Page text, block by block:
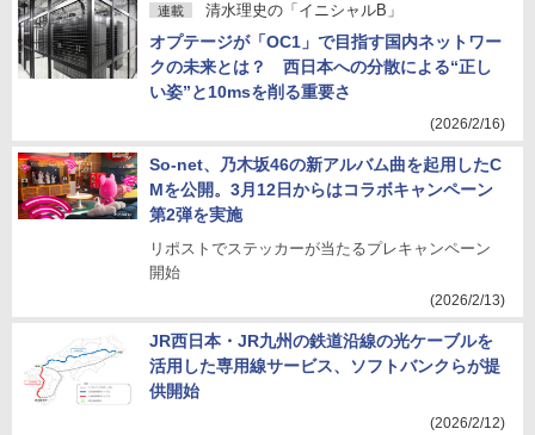
連載 清水理史の「イニシャルB」
オプテージが「OC1」で目指す国内ネットワー
クの未来とは？ 西日本への分散による“正し
い姿”と10msを削る重要さ
(2026/2/16)
So-net、乃木坂46の新アルバム曲を起用したC
Mを公開。3月12日からはコラボキャンペーン
第2弾を実施
リポストでステッカーが当たるプレキャンペーン
開始
(2026/2/13)
JR西日本・JR九州の鉄道沿線の光ケーブルを
活用した専用線サービス、ソフトバンクらが提
供開始
(2026/2/12)